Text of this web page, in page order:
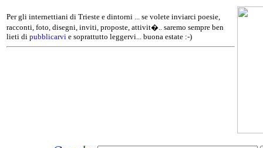
Per gli internettiani di Trieste e dintorni ... se volete inviarci poesie,
racconti, foto, disegni, inviti, proposte, attivit�.. saremo sempre ben
lieti di pubblicarvi e soprattutto leggervi... buona estate :-)